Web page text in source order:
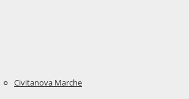
Civitanova Marche